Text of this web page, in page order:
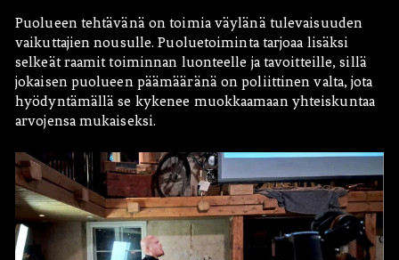
Puolueen tehtävänä on toimia väylänä tulevaisuuden
vaikuttajien nousulle. Puoluetoiminta tarjoaa lisäksi
selkeät raamit toiminnan luonteelle ja tavoitteille, sillä
jokaisen puolueen päämääränä on poliittinen valta, jota
hyödyntämällä se kykenee muokkaamaan yhteiskuntaa
arvojensa mukaiseksi.